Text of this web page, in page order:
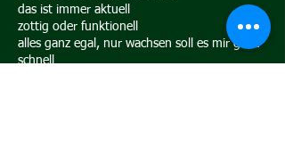
das ist immer aktuell
zottig oder funktionell
alles ganz egal, nur wachsen soll es mir ganz
schnell